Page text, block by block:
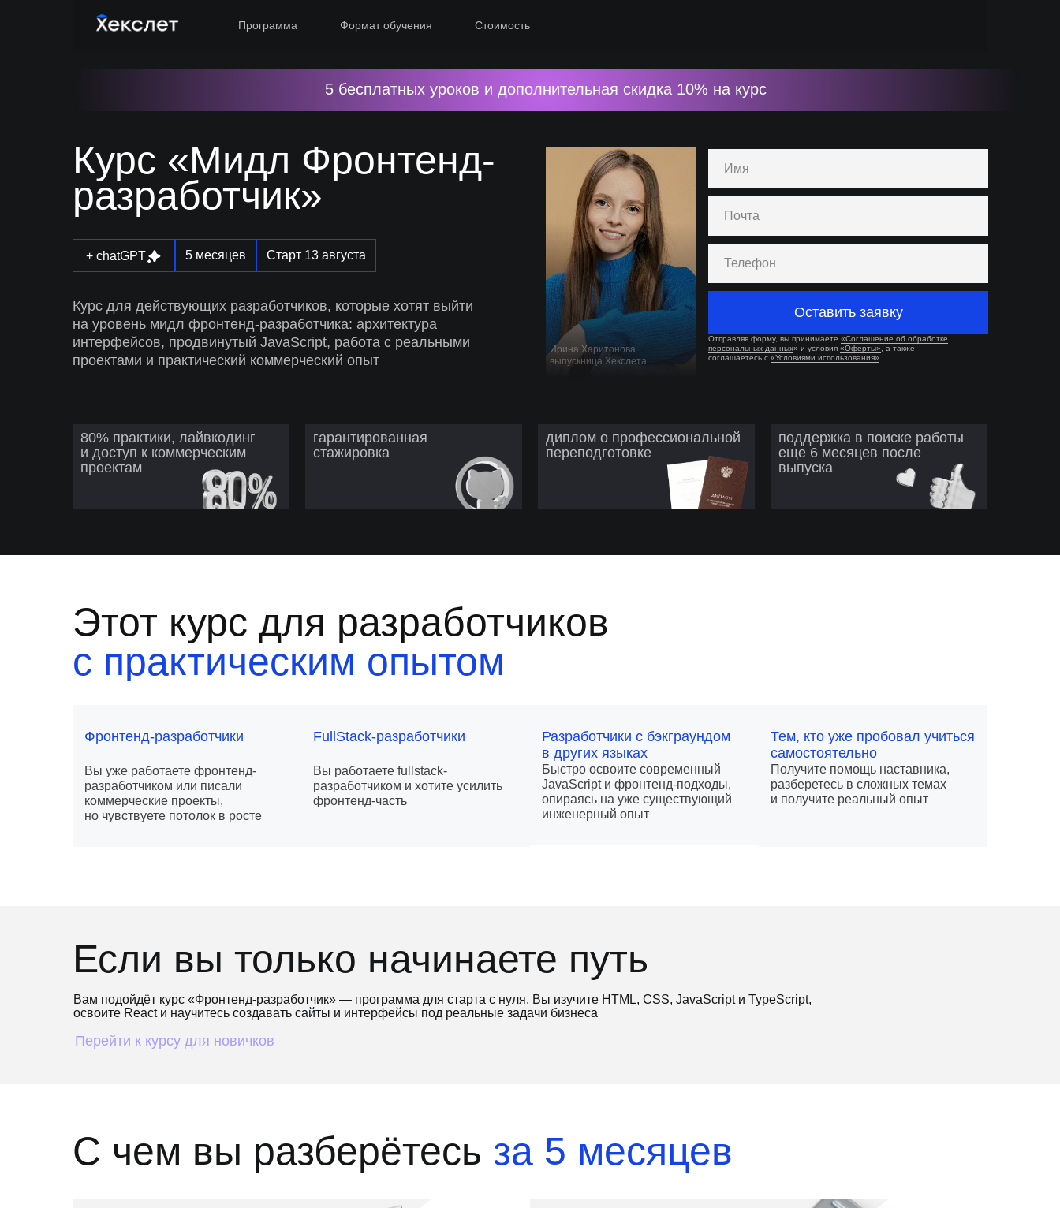
Программа Формат обучения Стоимость
+ chatGPT 5 месяцев Старт 13 августа
Курс «Мидл Фронтенд-
разработчик»
Курс для действующих разработчиков, которые хотят выйти
на уровень мидл фронтенд-разработчика: архитектура
интерфейсов, продвинутый JavaScript, работа с реальными
проектами и практический коммерческий опыт
Оставить заявку
Отправляя форму, вы принимаете «Соглашение об обработке
персональных данных» и условия «Оферты» , а также
соглашаетесь с «Условиями использования»
Ирина Харитонова
выпускница Хекслета
поддержка в поиске работы
еще 6 месяцев после
выпуска
диплом о профессиональной
переподготовке
гарантированная
стажировка
80% практики, лайвкодинг
и доступ к коммерческим
проектам
5 бесплатных уроков и дополнительная скидка 10% на курс
Этот курс для разработчиков
с практическим опытом
Фронтенд-разработчики
Вы уже работаете фронтенд-
разработчиком или писали
коммерческие проекты,
но чувствуете потолок в росте
FullStack-разработчики
Вы работаете fullstack-
разработчиком и хотите усилить
фронтенд-часть
Разработчики с бэкграундом
в других языках
Быстро освоите современный
JavaScript и фронтенд-подходы,
опираясь на уже существующий
инженерный опыт
Тем, кто уже пробовал учиться
самостоятельно
Получите помощь наставника,
разберетесь в сложных темах
и получите реальный опыт
Вам подойдёт курс «Фронтенд-разработчик» — программа для старта с нуля. Вы изучите HTML, CSS, JavaScript и TypeScript,
освоите React и научитесь создавать сайты и интерфейсы под реальные задачи бизнеса
Перейти к курсу для новичков
Если вы только начинаете путь
С чем вы разберётесь за 5 месяцев